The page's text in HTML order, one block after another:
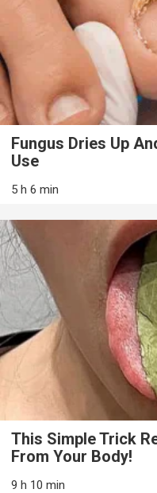
Fungus Dries Up
Use
5 h 6 min
This Simple Trick
From Your Body!
9 h 10 min